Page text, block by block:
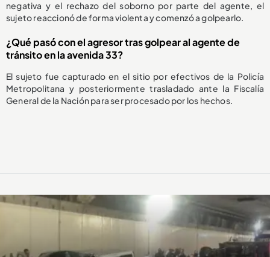
negativa y el rechazo del soborno por parte del agente, el
sujeto reaccionó de forma violenta y comenzó a golpearlo.
¿Qué pasó con el agresor tras golpear al agente de
tránsito en la avenida 33?
El sujeto fue capturado en el sitio por efectivos de la Policía
Metropolitana y posteriormente trasladado ante la Fiscalía
General de la Nación para ser procesado por los hechos.